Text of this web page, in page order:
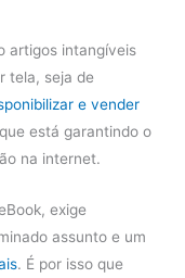
artigos intangíveis
tela, seja de
e vender
está garantindo o
na internet.
exige
assunto e um
. É por isso que